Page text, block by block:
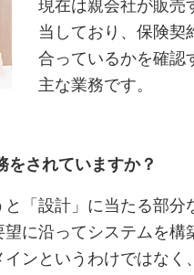
現在は親会社が販売
当しており、保険契
合っているかを確認
主な業務です。
をされていますか？
「設計」に当たる部
に沿ってシステムを
ンというわけではなく